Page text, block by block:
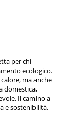
per chi
ecologico.
ma anche
domestica,
Il camino a
e sostenibilità,